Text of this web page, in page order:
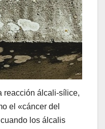
reacción álcali-sílice,
el «cáncer del
los álcalis